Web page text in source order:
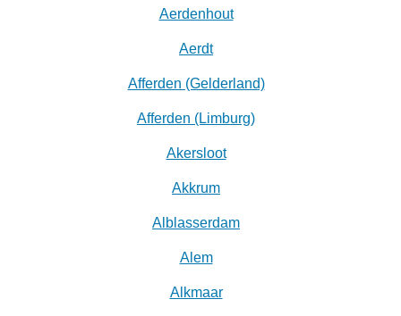
Aerdenhout
Aerdt
Afferden (Gelderland)
Afferden (Limburg)
Akersloot
Akkrum
Alblasserdam
Alem
Alkmaar